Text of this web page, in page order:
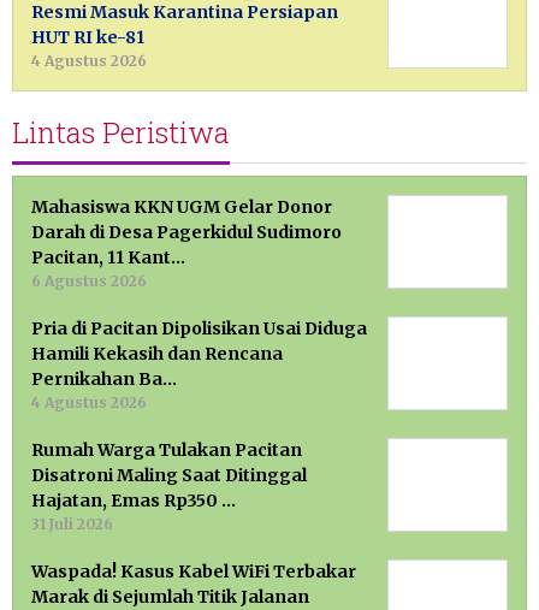
Resmi Masuk Karantina Persiapan
HUT RI ke-81
4 Agustus 2026
Lintas Peristiwa
Mahasiswa KKN UGM Gelar Donor
Darah di Desa Pagerkidul Sudimoro
Pacitan, 11 Kant…
6 Agustus 2026
Pria di Pacitan Dipolisikan Usai Diduga
Hamili Kekasih dan Rencana
Pernikahan Ba…
4 Agustus 2026
Rumah Warga Tulakan Pacitan
Disatroni Maling Saat Ditinggal
Hajatan, Emas Rp350 …
31 Juli 2026
Waspada! Kasus Kabel WiFi Terbakar
Marak di Sejumlah Titik Jalanan